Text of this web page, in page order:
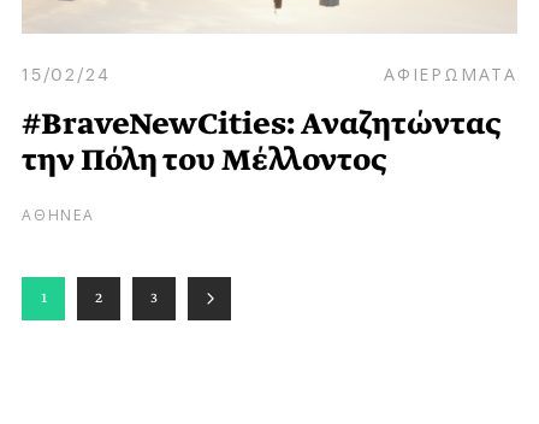
15/02/24 ΑΦΙΕΡΩΜΑΤΑ
#BraveNewCities: Αναζητώντας
την Πόλη του Μέλλοντος
ΑΘΗΝΕΑ
1 2 3